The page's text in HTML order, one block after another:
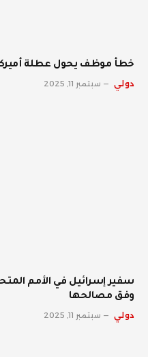
خطأ موظف يحول عطلة
دولي سبتمبر 11, 2025
سفير إسرائيل في الأمم
وفق مصالحها
دولي سبتمبر 11, 2025